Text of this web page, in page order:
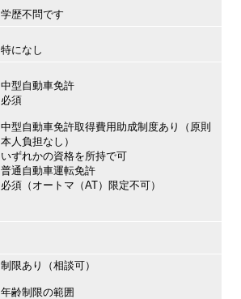
学歴不問です
特になし
中型自動車免許
必須
中型自動車免許取得費用助成制度あり（原則
本人負担なし）
いずれかの資格を所持で可
普通自動車運転免許
必須（オートマ（AT）限定不可）
制限あり（相談可）
年齢制限の範囲